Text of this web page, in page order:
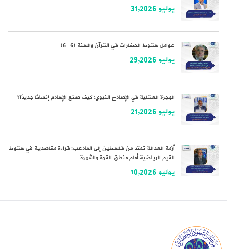
يوليو 31,2026
عوامل سقوط الحضارات في القرآن والسنة (6-6)
يوليو 29,2026
الهجرة العقلية في الإصلاح النبوي: كيف صنع الإسلام إنسانًا جديدًا؟
يوليو 21,2026
أزمة العدالة تمتد من فلسطين إلى الملاعب: قراءة مقاصدية في سقوط
القيم الرياضية أمام منطق القوة والشهرة
يوليو 10,2026